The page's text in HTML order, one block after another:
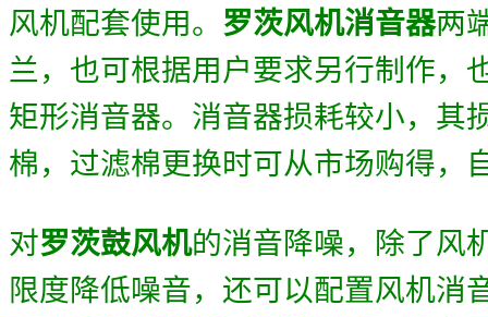
风机配套使用。 罗茨风机消音器两
兰，也可根据用户要求另行制作，
矩形消音器。消音器损耗较小，其
棉，过滤棉更换时可从市场购得，
对罗茨鼓风机的消音降噪，除了风
限度降低噪音，还可以配置风机消